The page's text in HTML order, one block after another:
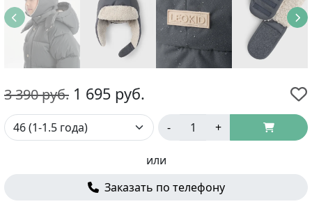
3 390руб. 1 695 руб.
- +
или
Заказать по телефону